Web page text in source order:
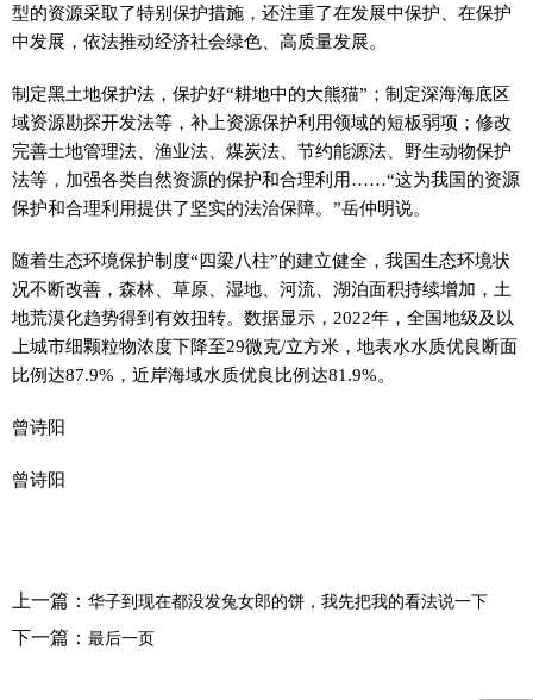
型的资源采取了特别保护措施，还注重了在发展中保护、在保护
中发展，依法推动经济社会绿色、高质量发展。
制定黑土地保护法，保护好“耕地中的大熊猫”；制定深海海底区
域资源勘探开发法等，补上资源保护利用领域的短板弱项；修改
完善土地管理法、渔业法、煤炭法、节约能源法、野生动物保护
法等，加强各类自然资源的保护和合理利用……“这为我国的资源
保护和合理利用提供了坚实的法治保障。”岳仲明说。
随着生态环境保护制度“四梁八柱”的建立健全，我国生态环境状
况不断改善，森林、草原、湿地、河流、湖泊面积持续增加，土
地荒漠化趋势得到有效扭转。数据显示，2022年，全国地级及以
上城市细颗粒物浓度下降至29微克/立方米，地表水水质优良断面
比例达87.9%，近岸海域水质优良比例达81.9%。
曾诗阳
曾诗阳
上一篇： 华子到现在都没发兔女郎的饼，我先把我的看法说一下
下一篇： 最后一页